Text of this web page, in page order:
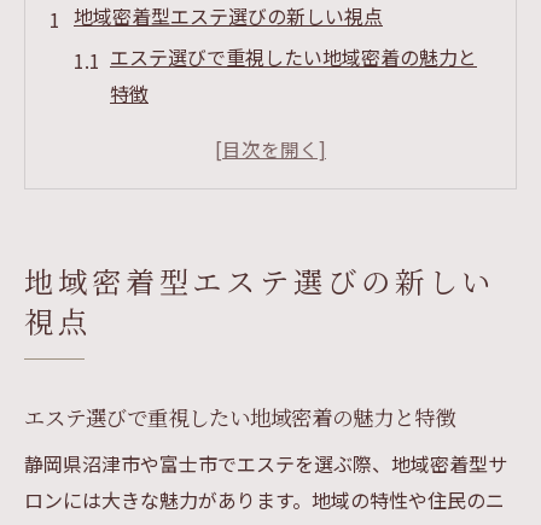
地域密着型エステ選びの新しい視点
エステ選びで重視したい地域密着の魅力と
特徴
地元エステで満足度を高めるポイントを解
エステ情報の集め方と失敗しない選び方の
ける方法
静岡県エステの比較で注目すべきチェック
地域密着型エステ選びの新しい
視点
エステ選びで重視したい地域密着の魅力と特徴
静岡県沼津市や富士市でエステを選ぶ際、地域密着型サ
ロンには大きな魅力があります。地域の特性や住民のニ